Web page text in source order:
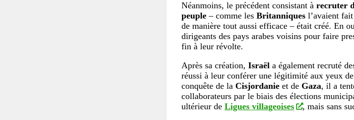
Néanmoins, le précédent consistant à recruter
peuple – comme les Britanniques l’avaient fait
de manière tout aussi efficace – était créé. En
dirigeants des pays arabes voisins pour faire
fin à leur révolte.
Après sa création, Israël a également recruté
réussi à leur conférer une légitimité aux yeux
conquête de la Cisjordanie et de Gaza, il a
collaborateurs par le biais des élections
ultérieur de Ligues villageoises
, mais sans